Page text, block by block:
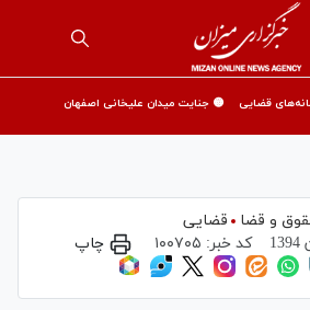
قضایی 🟡 جنایت میدان علیخانی اصفهان
و قضا
قضایی
کد خبر: ۱۰۰۷۰۵ چاپ